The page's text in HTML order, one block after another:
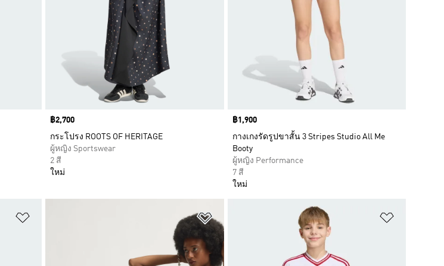
Price
฿2,700
กระโปรง ROOTS OF HERITAGE
ผู้หญิง Sportswear
2 สี
ใหม่
Price
฿1,900
กางเกงรัดรูปขาสั้น 3 Stripes Studio All Me
Booty
ผู้หญิง Performance
7 สี
ใหม่
เพิ่มไปยังรายการสินค้าโปรด